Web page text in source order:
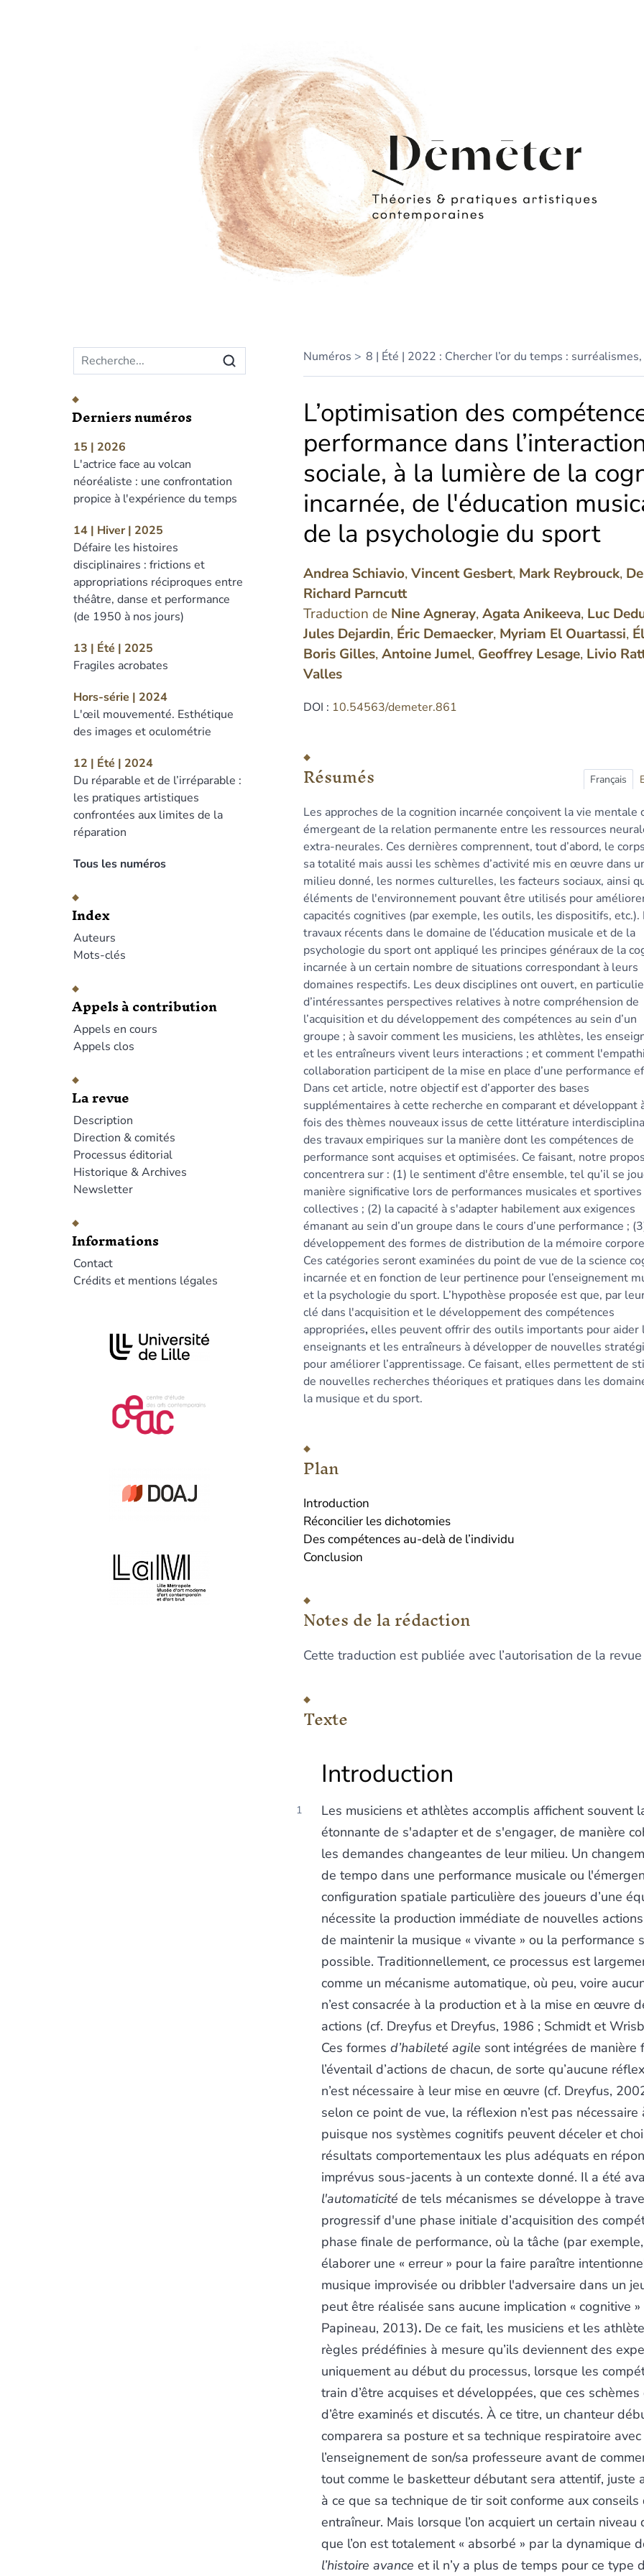
Menu principal
Derniers numéros
15 | 2026
L'actrice face au volcan
néoréaliste : une confrontation
propice à l'expérience du temps
14 | Hiver | 2025
Défaire les histoires
disciplinaires : frictions et
appropriations réciproques entre
théâtre, danse et performance
(de 1950 à nos jours)
13 | Été | 2025
Fragiles acrobates
Hors-série | 2024
L'œil mouvementé. Esthétique
des images et oculométrie
12 | Été | 2024
Du réparable et de l’irréparable :
les pratiques artistiques
confrontées aux limites de la
réparation
Tous les numéros
Index
Auteurs
Mots-clés
Appels à contribution
Appels en cours
Appels clos
La revue
Description
Direction & comités
Processus éditorial
Historique & Archives
Newsletter
Informations
Contact
Crédits et mentions légales
Affiliations/partenaires
Numéros 8 | Été | 2022 : Chercher l’or du temps :
L’optimisation des
performance dans
sociale, à la lumière de la
incarnée, de l'éducation
de la psychologie du sport
Andrea Schiavio,VincentGesbert, MarkReybrouck,
Richard Parncutt
Traduction de NineAgneray,AgataAnikeeva, Luc
Jules Dejardin, Éric Demaecker, Myriam El Ouartassi,
Boris Gilles,AntoineJumel, Geoffrey Lesage, Livio
Valles
DOI : 10.54563/demeter.861
Index
Plan
Bibliographie
Notes
Citer cet article
Auteurs
Traducteurs
Résumés Français
Les approches de la cognition incarnée conçoivent la vie mentale
émergeant de la relation permanente entre les ressources
extra-neurales. Ces dernières comprennent, tout d’abord, le
sa totalité mais aussi les schèmes d’activité mis en œuvre dans
milieu donné, les normes culturelles, les facteurs sociaux, ainsi
éléments de l'environnement pouvant être utilisés pour
capacités cognitives (par exemple, les outils, les dispositifs, etc.).
travaux récents dans le domaine de l’éducation musicale et de la
psychologie du sport ont appliqué les principes généraux de la
incarnée à un certain nombre de situations correspondant à leurs
domaines respectifs. Les deux disciplines ont ouvert, en
d’intéressantes perspectives relatives à notre compréhension de
l’acquisition et du développement des compétences au sein d’un
groupe ; à savoir comment les musiciens, les athlètes, les
et les entraîneurs vivent leurs interactions ; et comment
collaboration participent de la mise en place d’une performance
Dans cet article, notre objectif est d’apporter des bases
supplémentaires à cette recherche en comparant et développant
fois des thèmes nouveaux issus de cette littérature
des travaux empiriques sur la manière dont les compétences de
performance sont acquises et optimisées. Ce faisant, notre
concentrera sur : (1) le sentiment d'être ensemble, tel qu’il se
manière significative lors de performances musicales et sportives
collectives ; (2) la capacité à s'adapter habilement aux exigences
émanant au sein d’un groupe dans le cours d’une performance ;
développement des formes de distribution de la mémoire
Ces catégories seront examinées du point de vue de la science
incarnée et en fonction de leur pertinence pour l’enseignement
et la psychologie du sport. L’hypothèse proposée est que, par
clé dans l'acquisition et le développement des compétences
appropriées, elles peuvent offrir des outils importants pour aider
enseignants et les entraîneurs à développer de nouvelles
pour améliorer l’apprentissage. Ce faisant, elles permettent de
de nouvelles recherches théoriques et pratiques dans les
la musique et du sport.
Plan
Introduction
Réconcilier les dichotomies
Des compétences au-delà de l’individu
Conclusion
Notes de la rédaction
Cette traduction est publiée avec l’autorisation de la
Texte
Introduction
Les musiciens et athlètes accomplis affichent souvent
étonnante de s'adapter et de s'engager, de manière
les demandes changeantes de leur milieu. Un
de tempo dans une performance musicale ou
configuration spatiale particulière des joueurs d’une
nécessite la production immédiate de nouvelles
de maintenir la musique « vivante » ou la performance
possible. Traditionnellement, ce processus est
comme un mécanisme automatique, où peu, voire
n’est consacrée à la production et à la mise en œuvre
actions (cf. Dreyfus et Dreyfus, 1986 ; Schmidt et
Ces formes d’habileté agile sont intégrées de manière
l’éventail d’actions de chacun, de sorte qu’aucune
n’est nécessaire à leur mise en œuvre (cf. Dreyfus,
selon ce point de vue, la réflexion n’est pas nécessaire
puisque nos systèmes cognitifs peuvent déceler et
résultats comportementaux les plus adéquats en
imprévus sous-jacents à un contexte donné. Il a été
l'automaticité de tels mécanismes se développe à
progressif d'une phase initiale d’acquisition des
phase finale de performance, où la tâche (par
élaborer une « erreur » pour la faire paraître
musique improvisée ou dribbler l'adversaire dans un
peut être réalisée sans aucune implication « cognitive
Papineau, 2013). De ce fait, les musiciens et les
règles prédéfinies à mesure qu’ils deviennent des
uniquement au début du processus, lorsque les
train d’être acquises et développées, que ces
d’être examinés et discutés. À ce titre, un chanteur
comparera sa posture et sa technique respiratoire avec
l’enseignement de son/sa professeure avant de
tout comme le basketteur débutant sera attentif, juste
à ce que sa technique de tir soit conforme aux conseils
entraîneur. Mais lorsque l’on acquiert un certain niveau
que l’on est totalement « absorbé » par la dynamique
l’histoire avance et il n’y a plus de temps pour ce type